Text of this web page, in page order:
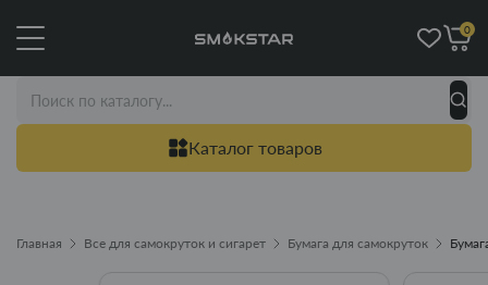
Каталог товаров
0
Главная Все для самокруток и сигарет Бумага для самокруток